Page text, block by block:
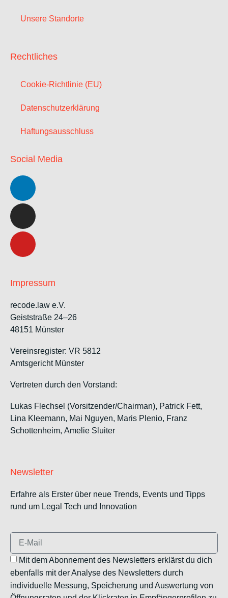
Unsere Standorte
Rechtliches
Cookie-Richtlinie (EU)
Datenschutzerklärung
Haftungsausschluss
Social Media
Impressum
recode.law e.V.
Geiststraße 24–26
48151 Münster
Vereinsregister: VR 5812
Amtsgericht Münster
Vertreten durch den Vorstand:
Lukas Flechsel (Vorsitzender/Chairman), Patrick Fett,
Lina Kleemann, Mai Nguyen, Maris Plenio, Franz
Schottenheim, Amelie Sluiter
Newsletter
Erfahre als Erster über neue Trends, Events und Tipps
rund um Legal Tech und Innovation
Mit dem Abonnement des Newsletters erklärst du dich
ebenfalls mit der Analyse des Newsletters durch
individuelle Messung, Speicherung und Auswertung von